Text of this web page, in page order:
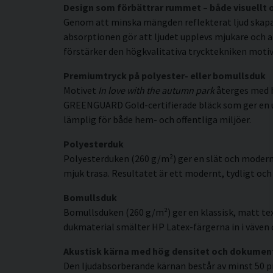
Design som förbättrar rummet – både visuellt
Genom att minska mängden reflekterat ljud
absorptionen gör att ljudet upplevs mjukare och
förstärker den högkvalitativa trycktekniken
Premiumtryck på polyester- eller bomullsduk
Motivet In love with the autumn parkåterges med
GREENGUARD Gold-certifierade bläck som ger
lämplig för både hem- och offentliga miljöer.
Polyesterduk
Polyesterduken (260 g/m²) ger en slät och
mjuk trasa. Resultatet är ett modernt, tydligt
Bomullsduk
Bomullsduken (260 g/m²) ger en klassisk, matt
dukmaterial smälter HP Latex-färgerna in i
Akustisk kärna med hög densitet och
Den ljudabsorberande kärnan består av minst